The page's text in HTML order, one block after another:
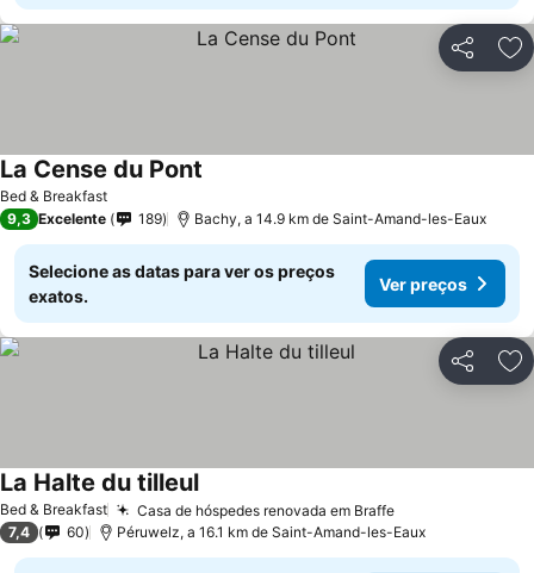
Partilhar
Bed & Breakfast
La Cense du Pont
9,3 Excelente 189 Bachy, a 14.9 km de Saint-Amand-les-Eaux
Selecione as datas para ver os preços
exatos.
Ver preços
Partilhar
Bed & Breakfast Casa de hóspedes renovada em Braffe
La Halte du tilleul
7,4 60 Péruwelz, a 16.1 km de Saint-Amand-les-Eaux